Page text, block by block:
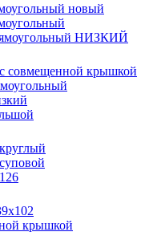
новый
НИЗКИЙ
совмещенной крышкой
крышкой